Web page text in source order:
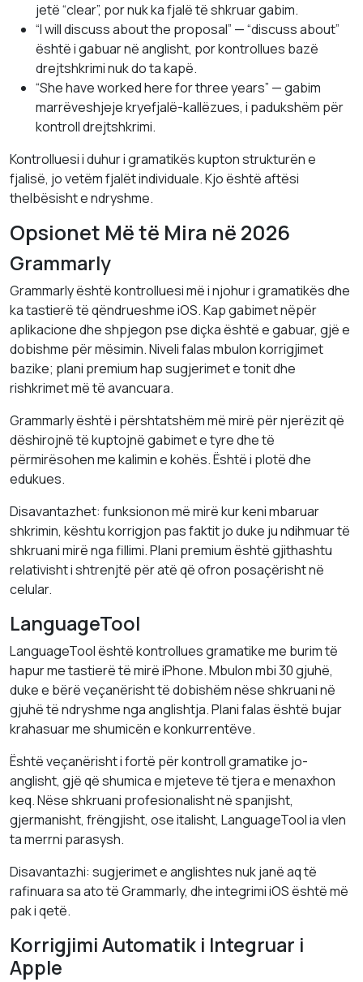
jetë “clear”, por nuk ka fjalë të shkruar gabim.
“I will discuss about the proposal” — “discuss about”
është i gabuar në anglisht, por kontrollues bazë
drejtshkrimi nuk do ta kapë.
“She have worked here for three years” — gabim
marrëveshjeje kryefjalë-kallëzues, i padukshëm për
kontroll drejtshkrimi.
Kontrolluesi i duhur i gramatikës kupton strukturën e
fjalisë, jo vetëm fjalët individuale. Kjo është aftësi
thelbësisht e ndryshme.
Opsionet Më të Mira në 2026
Grammarly
Grammarly është kontrolluesi më i njohur i gramatikës dhe
ka tastierë të qëndrueshme iOS. Kap gabimet nëpër
aplikacione dhe shpjegon pse diçka është e gabuar, gjë e
dobishme për mësimin. Niveli falas mbulon korrigjimet
bazike; plani premium hap sugjerimet e tonit dhe
rishkrimet më të avancuara.
Grammarly është i përshtatshëm më mirë për njerëzit që
dëshirojnë të kuptojnë gabimet e tyre dhe të
përmirësohen me kalimin e kohës. Është i plotë dhe
edukues.
Disavantazhet: funksionon më mirë kur keni mbaruar
shkrimin, kështu korrigjon pas faktit jo duke ju ndihmuar të
shkruani mirë nga fillimi. Plani premium është gjithashtu
relativisht i shtrenjtë për atë që ofron posaçërisht në
celular.
LanguageTool
LanguageTool është kontrollues gramatike me burim të
hapur me tastierë të mirë iPhone. Mbulon mbi 30 gjuhë,
duke e bërë veçanërisht të dobishëm nëse shkruani në
gjuhë të ndryshme nga anglishtja. Plani falas është bujar
krahasuar me shumicën e konkurrentëve.
Është veçanërisht i fortë për kontroll gramatike jo-
anglisht, gjë që shumica e mjeteve të tjera e menaxhon
keq. Nëse shkruani profesionalisht në spanjisht,
gjermanisht, frëngjisht, ose italisht, LanguageTool ia vlen
ta merrni parasysh.
Disavantazhi: sugjerimet e anglishtes nuk janë aq të
rafinuara sa ato të Grammarly, dhe integrimi iOS është më
pak i qetë.
Korrigjimi Automatik i Integruar i
Apple